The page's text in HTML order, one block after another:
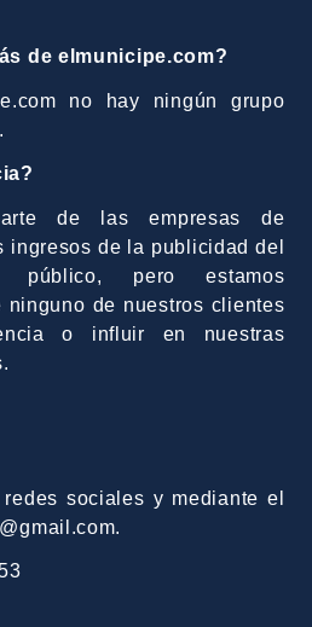
de elmunicipe.com?
no hay ningún grupo
de las empresas de
ingresos de la publicidad del
pero estamos
ninguno de nuestros clientes
o influir en nuestras
sociales y mediante el